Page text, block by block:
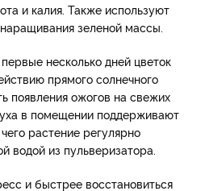
и калия. Также используют
зеленой массы.
несколько дней цветок
прямого солнечного
появления ожогов на свежих
в помещении поддерживают
растение регулярно
водой из пульверизатора.
и быстрее восстановиться